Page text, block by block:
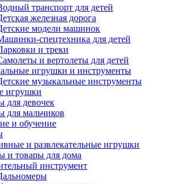
транспорт для детей
железная дорога
модели машинок
спецтехника для детей
и треки
и вертолеты для детей
игрушки и инструменты
музыкальные инструменты
игрушки
для девочек
для мальчиков
и обучение
и развлекательные игрушки
и товары для дома
инструмент